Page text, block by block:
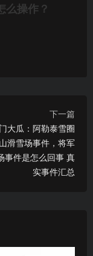
么操作？
下一篇
大瓜：阿勒泰雪圈
滑雪场事件，将军
事件是怎么回事 真
实事件汇总